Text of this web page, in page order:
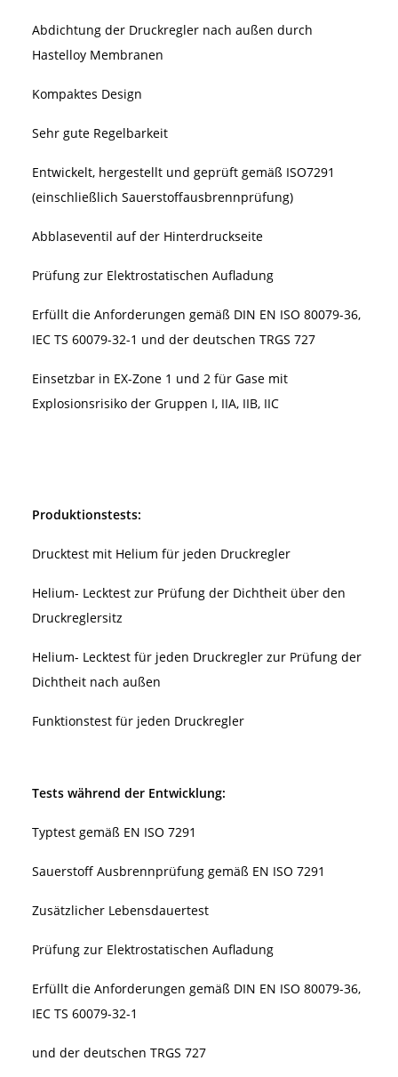
Abdichtung der Druckregler nach außen durch
Hastelloy Membranen
Kompaktes Design
Sehr gute Regelbarkeit
Entwickelt, hergestellt und geprüft gemäß ISO7291
(einschließlich Sauerstoffausbrennprüfung)
Abblaseventil auf der Hinterdruckseite
Prüfung zur Elektrostatischen Aufladung
Erfüllt die Anforderungen gemäß DIN EN ISO 80079-36,
IEC TS 60079-32-1 und der deutschen TRGS 727
Einsetzbar in EX-Zone 1 und 2 für Gase mit
Explosionsrisiko der Gruppen I, IIA, IIB, IIC
Produktionstests:
Drucktest mit Helium für jeden Druckregler
Helium- Lecktest zur Prüfung der Dichtheit über den
Druckreglersitz
Helium- Lecktest für jeden Druckregler zur Prüfung der
Dichtheit nach außen
Funktionstest für jeden Druckregler
Tests während der Entwicklung:
Typtest gemäß EN ISO 7291
Sauerstoff Ausbrennprüfung gemäß EN ISO 7291
Zusätzlicher Lebensdauertest
Prüfung zur Elektrostatischen Aufladung
Erfüllt die Anforderungen gemäß DIN EN ISO 80079-36,
IEC TS 60079-32-1
und der deutschen TRGS 727